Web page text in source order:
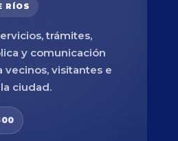
RÍOS
trámites,
y comunicación
vecinos, visitantes e
ciudad.